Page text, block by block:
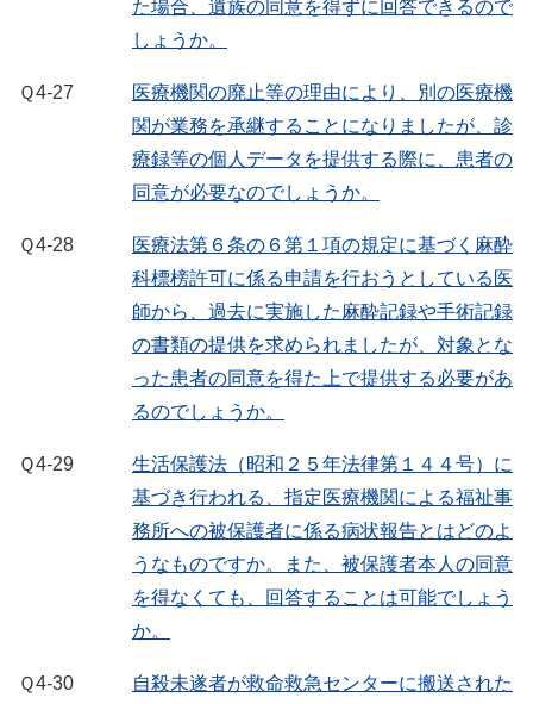
た場合、遺族の同意を得ずに回答できるので
しょうか。
Ｑ4-27
医療機関の廃止等の理由により、別の医療機
関が業務を承継することになりましたが、診
療録等の個人データを提供する際に、患者の
同意が必要なのでしょうか。
Ｑ4-28
医療法第６条の６第１項の規定に基づく麻酔
科標榜許可に係る申請を行おうとしている医
師から、過去に実施した麻酔記録や手術記録
の書類の提供を求められましたが、対象とな
った患者の同意を得た上で提供する必要があ
るのでしょうか。
Ｑ4-29
生活保護法（昭和２５年法律第１４４号）に
基づき行われる、指定医療機関による福祉事
務所への被保護者に係る病状報告とはどのよ
うなものですか。また、被保護者本人の同意
を得なくても、回答することは可能でしょう
か。
Ｑ4-30
自殺未遂者が救命救急センターに搬送された